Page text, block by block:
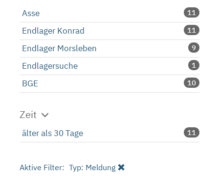
Asse 11
Endlager Konrad 11
Endlager Morsleben 9
Endlagersuche 1
BGE 10
Zeit
älter als 30 Tage 11
Aktive Filter: Typ: Meldung